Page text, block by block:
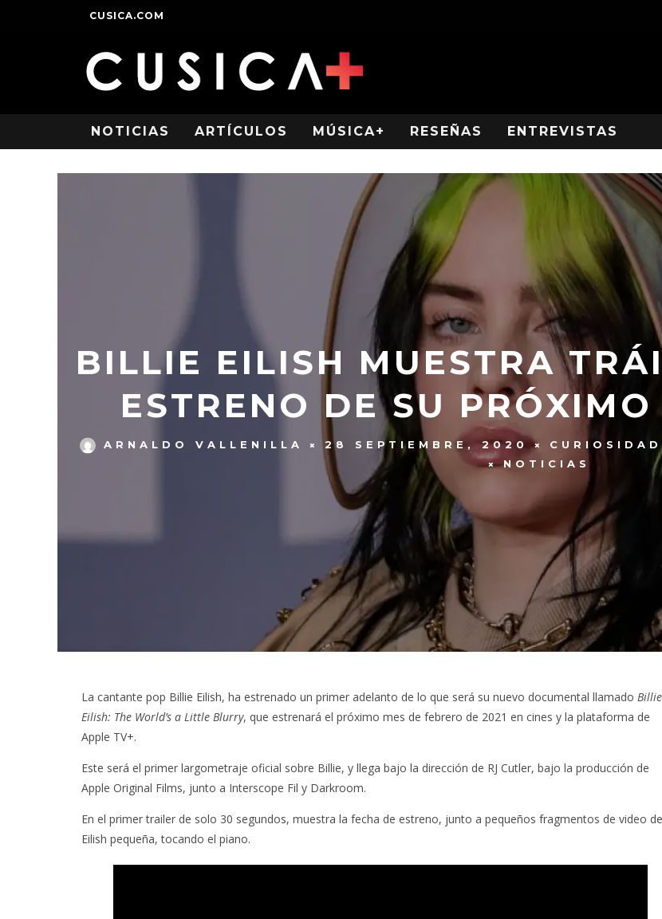
CUSICA.COM
NOTICIAS ARTÍCULOS MÚSICA+ RESEÑAS ENTREVISTAS
BILLIE EILISH MUESTRA
ESTRENO DE SU
ARNALDO VALLENILLA 28 SEPTIEMBRE, 2020
NOTICIAS
La cantante pop Billie Eilish, ha estrenado un primer adelanto de lo que será su nuevo documental llamado Billie
Eilish: The World’s a Little Blurry, que estrenará el próximo mes de febrero de 2021 en cines y la plataforma de
Apple TV+.
Este será el primer largometraje oficial sobre Billie, y llega bajo la dirección de RJ Cutler, bajo la producción de
Apple Original Films, junto a Interscope Fil y Darkroom.
En el primer trailer de solo 30 segundos, muestra la fecha de estreno, junto a pequeños fragmentos de video de
Eilish pequeña, tocando el piano.